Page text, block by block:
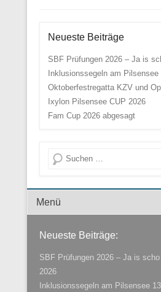
Neueste Beiträge
SBF Prüfungen 2026 – Ja is
Inklusionssegeln am Pilsensee
Oktoberfestregatta KZV und
Ixylon Pilsensee CUP 2026
Fam Cup 2026 abgesagt
Suche
Menü der Fußzeile
Neueste Beiträge:
SBF Prüfungen 2026 – Ja is
2026
Inklusionssegeln am Pilsensee